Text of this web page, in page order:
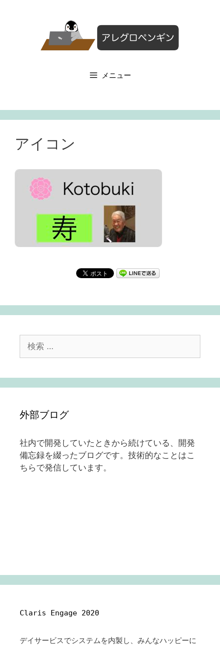
メニュー
アイコン
索:
外部ブログ
社内で開発していたときから続けている、開発
備忘録を綴ったブログです。技術的なことはこ
ちらで発信しています。
Claris Engage 2020
デイサービスでシステムを内製し、みんなハッピーに